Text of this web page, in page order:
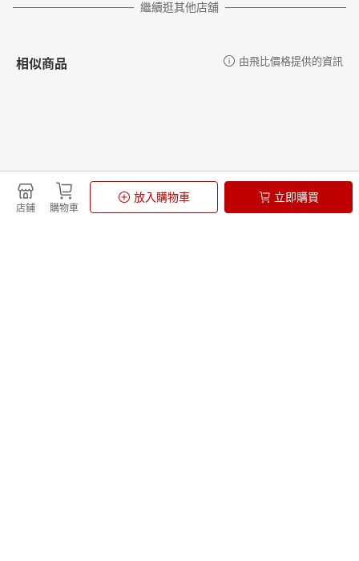
店鋪 購物車
放入購物車 立即購買
繼續逛其他店舖
相似商品 由飛比價格提供的資訊
更多推薦 由飛比價格提供的資訊